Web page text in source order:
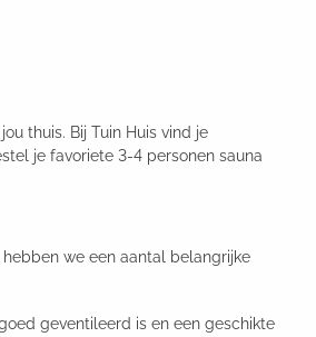
thuis. Bij Tuin Huis vind je
je favoriete 3-4 personen sauna
we een aantal belangrijke
geventileerd is en een geschikte